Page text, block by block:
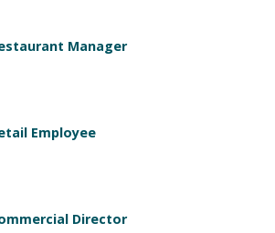
Manager
Employee
Director